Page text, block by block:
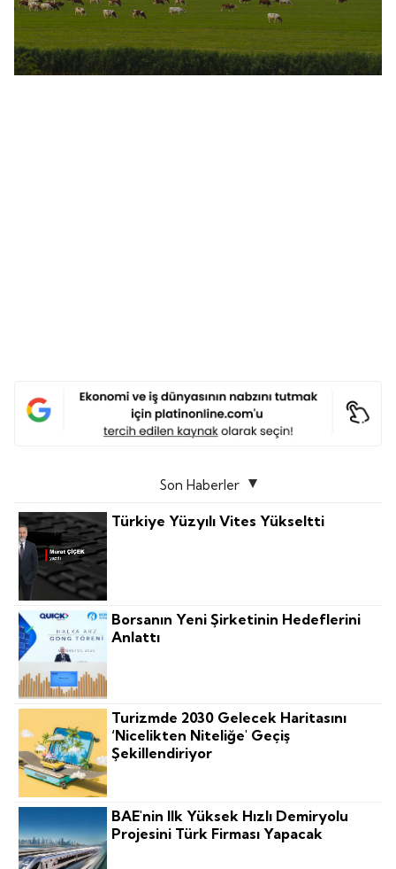
Son Haberler
Türkiye Yüzyılı Vites Yükseltti
Borsanın Yeni Şirketinin Hedeflerini
Anlattı
Turizmde 2030 Gelecek Haritasını
‘nicelikten Niteliğe' Geçiş
Şekillendiriyor
BAE'nin Ilk Yüksek Hızlı Demiryolu
Projesini Türk Firması Yapacak